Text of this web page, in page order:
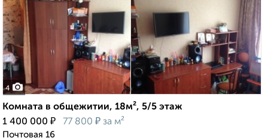
4
Комната в общежитии, 18м², 5/5 этаж
1 400 000 ₽ 77 800 ₽ за м²
Почтовая 16